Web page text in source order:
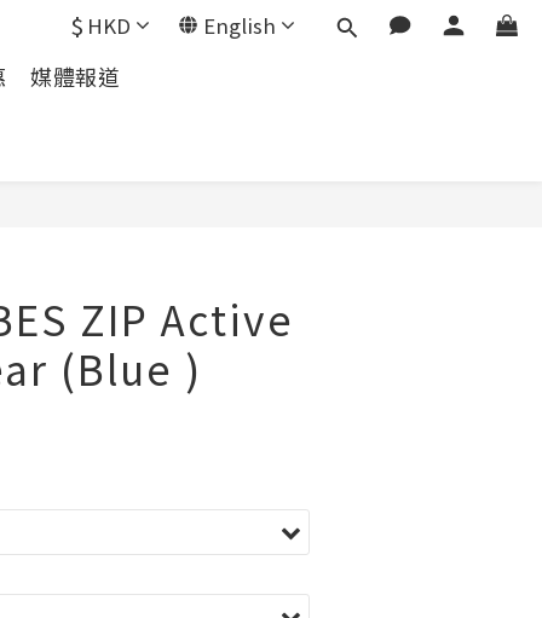
$ HKD English
媒體報道
ZIP Active
(Blue )